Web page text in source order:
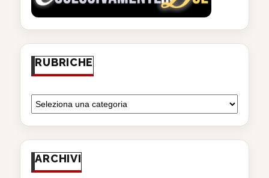
RUBRICHE
ARCHIVI